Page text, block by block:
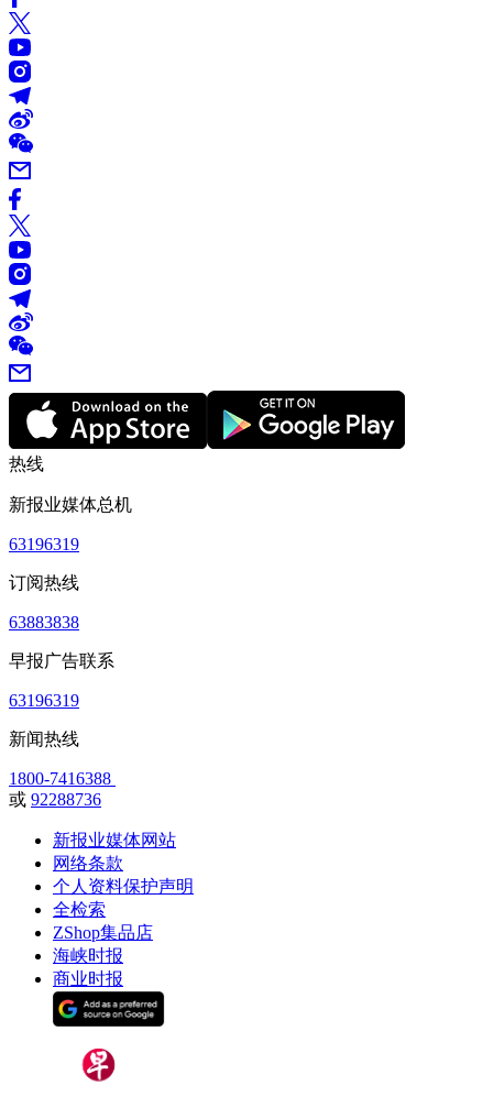
热线
新报业媒体总机
63196319
订阅热线
63883838
早报广告联系
63196319
新闻热线
1800-7416388
或 92288736
新报业媒体网站
网络条款
个人资料保护声明
全检索
ZShop集品店
海峡时报
商业时报